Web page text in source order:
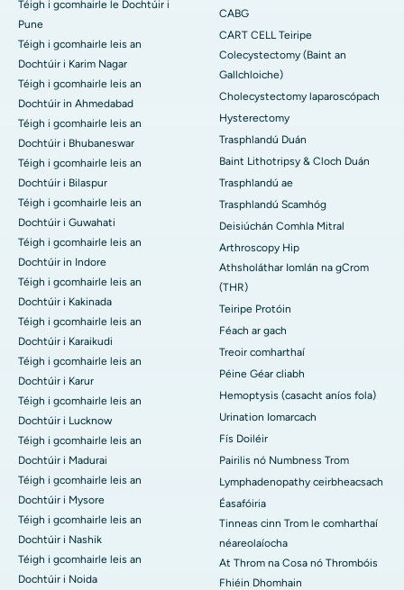
Téigh i gcomhairle le Dochtúir i
Pune
Téigh i gcomhairle leis an
Dochtúir i Karim Nagar
Téigh i gcomhairle leis an
Dochtúir in Ahmedabad
Téigh i gcomhairle leis an
Dochtúir i Bhubaneswar
Téigh i gcomhairle leis an
Dochtúir i Bilaspur
Téigh i gcomhairle leis an
Dochtúir i Guwahati
Téigh i gcomhairle leis an
Dochtúir in Indore
Téigh i gcomhairle leis an
Dochtúir i Kakinada
Téigh i gcomhairle leis an
Dochtúir i Karaikudi
Téigh i gcomhairle leis an
Dochtúir i Karur
Téigh i gcomhairle leis an
Dochtúir i Lucknow
Téigh i gcomhairle leis an
Dochtúir i Madurai
Téigh i gcomhairle leis an
Dochtúir i Mysore
Téigh i gcomhairle leis an
Dochtúir i Nashik
Téigh i gcomhairle leis an
Dochtúir i Noida
CABG
CART CELL Teiripe
Colecystectomy (Baint an
Gallchloiche)
Cholecystectomy laparoscópach
Hysterectomy
Trasphlandú Duán
Baint Lithotripsy & Cloch Duán
Trasphlandú ae
Trasphlandú Scamhóg
Deisiúchán Comhla Mitral
Arthroscopy Hip
Athsholáthar Iomlán na gCrom
(THR)
Teiripe Protóin
Féach ar gach
Treoir comharthaí
Péine Géar cliabh
Hemoptysis (casacht aníos fola)
Urination Iomarcach
Fís Doiléir
Pairilis nó Numbness Trom
Lymphadenopathy ceirbheacsach
Éasafóiria
Tinneas cinn Trom le comharthaí
néareolaíocha
At Throm na Cosa nó Thrombóis
Fhiéin Dhomhain